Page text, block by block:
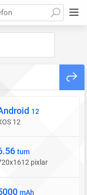
Operativsystem 12
12
Skärm tum
pixlar
Batteri mAh